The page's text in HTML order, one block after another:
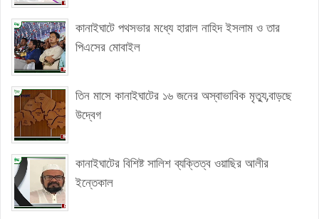
কানাইঘাটে পথসভার মধ্যে হারাল নাহিদ ইসলাম ও তার
পিএসের মোবাইল
তিন মাসে কানাইঘাটের ১৬ জনের অস্বাভাবিক মৃত্যু,বাড়ছে
উদ্বেগ
কানাইঘাটের বিশিষ্ট সালিশ ব্যক্তিত্ব ওয়াছির আলীর
ইন্তেকাল